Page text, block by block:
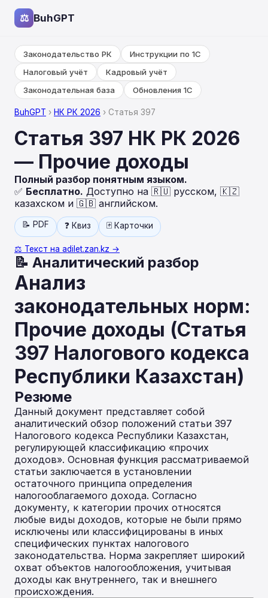
⚖ BuhGPT
Законодательство РК
Инструкции по 1С
Налоговый учёт
Кадровый учёт
Законодательная база
Обновления 1С
BuhGPT › НК РК 2026 › Статья 397
Статья 397 НК РК 2026
— Прочие доходы
Полный разбор понятным языком.
✅ Бесплатно. Доступно на 🇷🇺 русском, 🇰🇿
казахском и 🇬🇧 английском.
📝 PDF ❓ Квиз 🃏 Карточки
⚖️ Текст на adilet.zan.kz →
📝 Аналитический разбор
Анализ
законодательных норм:
Прочие доходы (Статья
397 Налогового кодекса
Республики Казахстан)
Резюме
Данный документ представляет собой
аналитический обзор положений статьи 397
Налогового кодекса Республики Казахстан,
регулирующей классификацию «прочих
доходов». Основная функция рассматриваемой
статьи заключается в установлении
остаточного принципа определения
налогооблагаемого дохода. Согласно
документу, к категории прочих относятся
любые виды доходов, которые не были прямо
исключены или классифицированы в иных
специфических пунктах налогового
законодательства. Норма закрепляет широкий
охват объектов налогообложения, учитывая
доходы как внутреннего, так и внешнего
происхождения.